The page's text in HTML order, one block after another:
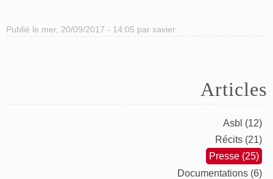
Publié le mer, 20/09/2017 - 14:05 par xavier
Articles
Asbl (12)
Récits (21)
Presse (25)
Documentations (6)